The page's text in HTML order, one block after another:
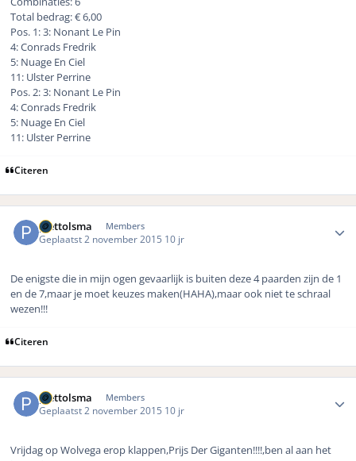
Total bedrag: € 6,00
Pos. 1: 3: Nonant Le Pin
4: Conrads Fredrik
5: Nuage En Ciel
11: Ulster Perrine
Pos. 2: 3: Nonant Le Pin
4: Conrads Fredrik
5: Nuage En Ciel
11: Ulster Perrine
Citeren
piettolsma Members
Geplaatst2 november 2015 10 jr
De enigste die in mijn ogen gevaarlijk is buiten deze 4 paarden zijn de 1
en de 7,maar je moet keuzes maken(HAHA),maar ook niet te schraal
wezen!!!
Citeren
piettolsma Members
Geplaatst2 november 2015 10 jr
Vrijdag op Wolvega erop klappen,Prijs Der Giganten!!!!,ben al aan het